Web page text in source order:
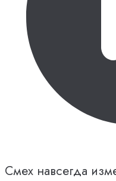
Смех навсегда